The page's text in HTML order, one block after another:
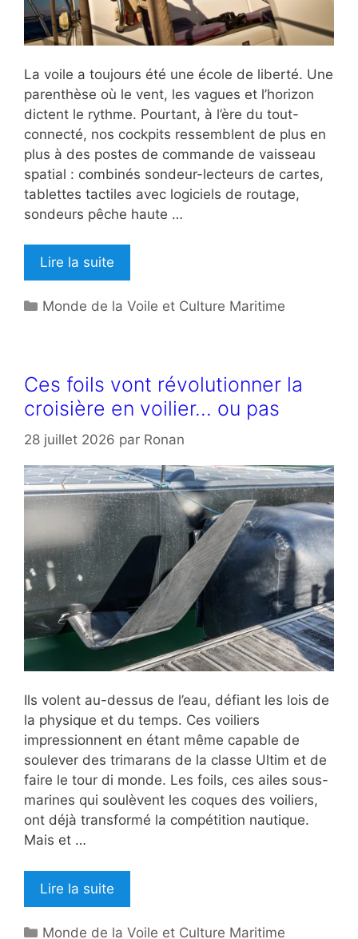
La voile a toujours été une école de liberté. Une
parenthèse où le vent, les vagues et l’horizon
dictent le rythme. Pourtant, à l’ère du tout-
connecté, nos cockpits ressemblent de plus en
plus à des postes de commande de vaisseau
spatial : combinés sondeur-lecteurs de cartes,
tablettes tactiles avec logiciels de routage,
sondeurs pêche haute …
Lire la suite
Catégories
Monde de la Voile et Culture Maritime
Ces foils vont révolutionner la
croisière en voilier… ou pas
28 juillet 2026 par Ronan
Ils volent au-dessus de l’eau, défiant les lois de
la physique et du temps. Ces voiliers
impressionnent en étant même capable de
soulever des trimarans de la classe Ultim et de
faire le tour di monde. Les foils, ces ailes sous-
marines qui soulèvent les coques des voiliers,
ont déjà transformé la compétition nautique.
Mais et …
Lire la suite
Catégories
Monde de la Voile et Culture Maritime